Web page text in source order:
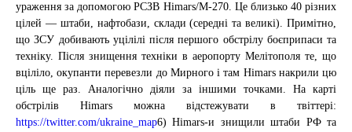
ураження за допомогою РСЗВ Himars/М-270. Це близько 40 різних
цілей — штаби, нафтобази, склади (середні та великі). Примітно,
що ЗСУ добивають уцілілі після першого обстрілу боєприпаси та
техніку. Після знищення техніки в аеропорту Мелітополя те, що
вціліло, окупанти перевезли до Мирного і там Himars накрили цю
ціль ще раз. Аналогічно діяли за іншими точками. На карті
обстрілів Himars можна відстежувати в твіттері:
https://twitter.com/ukraine_map6) Himars-и знищили штаби РФ та